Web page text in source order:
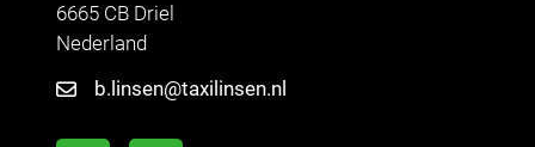
6665 CB Driel
Nederland
b.linsen@taxilinsen.nl